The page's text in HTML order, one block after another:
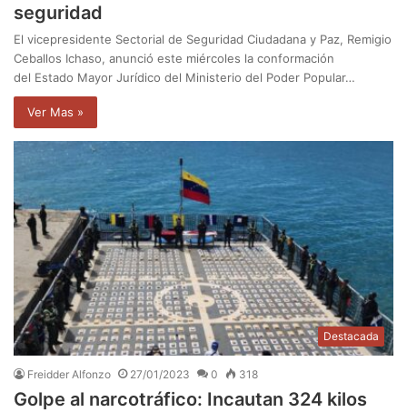
seguridad
El vicepresidente Sectorial de Seguridad Ciudadana y Paz, Remigio
Ceballos Ichaso, anunció este miércoles la conformación
del Estado Mayor Jurídico del Ministerio del Poder Popular…
Ver Mas »
Destacada
Freidder Alfonzo 27/01/2023 0 318
Golpe al narcotráfico: Incautan 324 kilos